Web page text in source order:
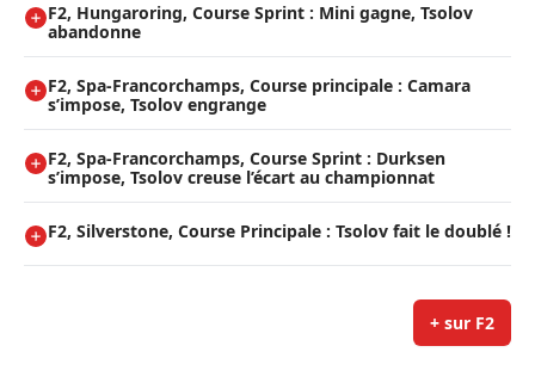
F2, Hungaroring, Course Sprint : Mini gagne, Tsolov
abandonne
F2, Spa-Francorchamps, Course principale : Camara
s’impose, Tsolov engrange
F2, Spa-Francorchamps, Course Sprint : Durksen
s’impose, Tsolov creuse l’écart au championnat
F2, Silverstone, Course Principale : Tsolov fait le doublé !
+ sur F2